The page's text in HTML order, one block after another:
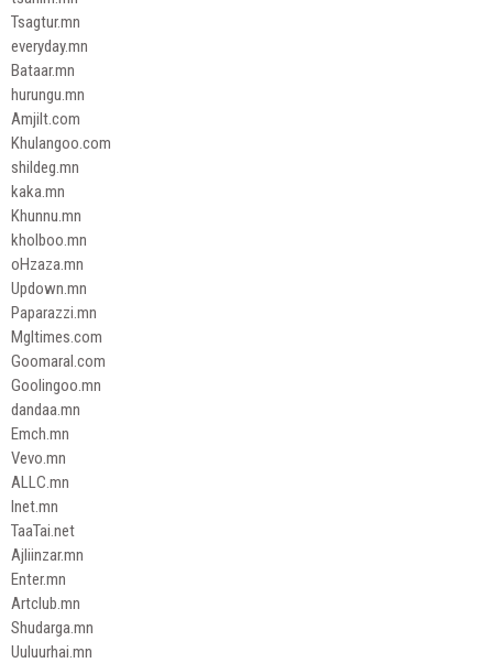
Tsagtur.mn
everyday.mn
Bataar.mn
hurungu.mn
Amjilt.com
Khulangoo.com
shildeg.mn
kaka.mn
Khunnu.mn
kholboo.mn
oHzaza.mn
Updown.mn
Paparazzi.mn
Mgltimes.com
Goomaral.com
Goolingoo.mn
dandaa.mn
Emch.mn
Vevo.mn
ALLC.mn
Inet.mn
TaaTai.net
Ajliinzar.mn
Enter.mn
Artclub.mn
Shudarga.mn
Uuluurhai.mn